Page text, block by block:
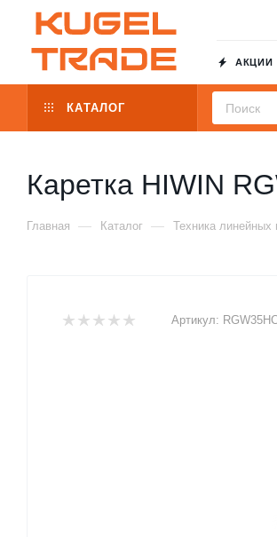
АКЦИИ
КАТАЛОГ
Каретка HIWIN
Главная — Каталог — Техника
Артикул: